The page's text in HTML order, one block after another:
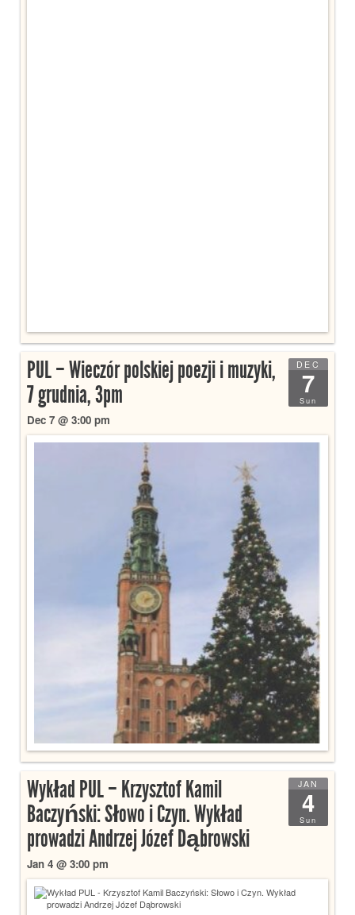
DEC
7
Sun
PUL – Wieczór polskiej poezji i muzyki,
7 grudnia, 3pm
Dec 7 @ 3:00 pm
JAN
4
Sun
Wykład PUL – Krzysztof Kamil
Baczyński: Słowo i Czyn. Wykład
prowadzi Andrzej Józef Dąbrowski
Jan 4 @ 3:00 pm